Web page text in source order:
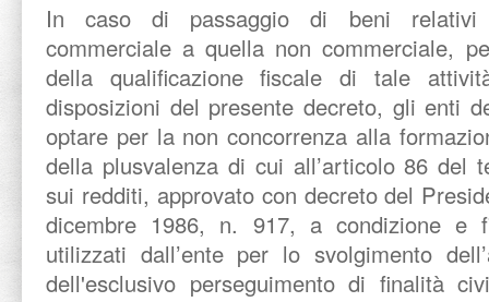
In caso di passaggio di beni relativi
commerciale a quella non commerciale,
della qualificazione fiscale di tale
disposizioni del presente decreto, gli enti
optare per la non concorrenza alla
della plusvalenza di cui all’articolo 86 del
sui redditi, approvato con decreto del
dicembre 1986, n. 917, a condizione e
utilizzati dall’ente per lo svolgimento
dell'esclusivo perseguimento di finalità